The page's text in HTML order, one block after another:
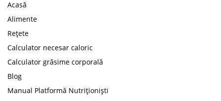
Acasă
Alimente
Rețete
Calculator necesar caloric
Calculator grăsime corporală
Blog
Manual Platformă Nutriționiști